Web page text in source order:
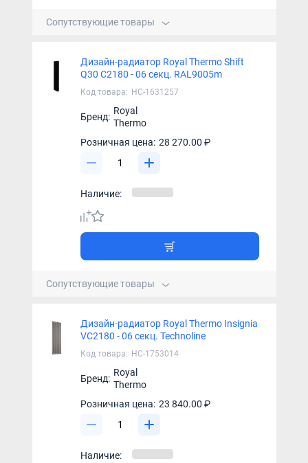
Сопутствующие товары
Дизайн-радиатор Royal Thermo Shift
Q30 C2180 - 06 секц. RAL9005m
Код товара: НС-1631257
Бренд:
Royal
Thermo
Розничная цена: 28 270.00 ₽
Наличие:
Сопутствующие товары
Дизайн-радиатор Royal Thermo Insignia
VC2180 - 06 секц. Technoline
Код товара: НС-1753014
Бренд:
Royal
Thermo
Розничная цена: 23 840.00 ₽
Наличие: